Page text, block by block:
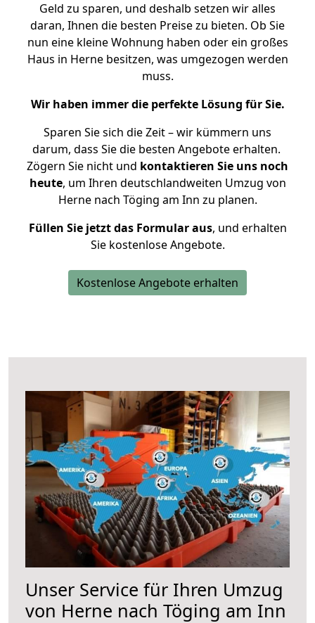
Geld zu sparen, und deshalb setzen wir alles
daran, Ihnen die besten Preise zu bieten. Ob Sie
nun eine kleine Wohnung haben oder ein großes
Haus in Herne besitzen, was umgezogen werden
muss.
Wir haben immer die perfekte Lösung für Sie.
Sparen Sie sich die Zeit – wir kümmern uns
darum, dass Sie die besten Angebote erhalten.
Zögern Sie nicht und kontaktieren Sie uns noch
heute, um Ihren deutschlandweiten Umzug von
Herne nach Töging am Inn zu planen.
Füllen Sie jetzt das Formular aus, und erhalten
Sie kostenlose Angebote.
Kostenlose Angebote erhalten
Unser Service für Ihren Umzug
von Herne nach Töging am Inn